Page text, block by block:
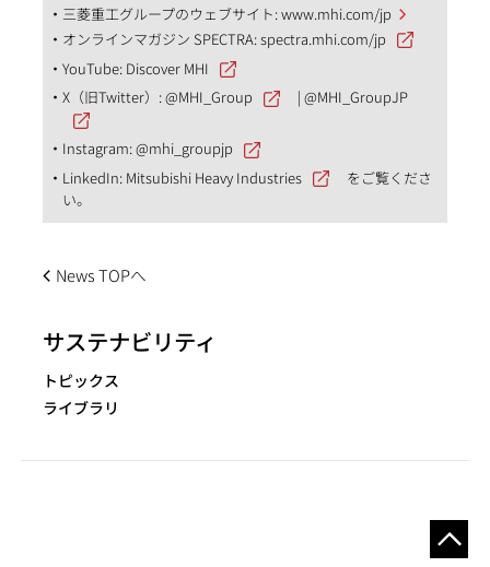
三菱重工グループのウェブサイト:www.mhi.com/jp
オンラインマガジン SPECTRA:spectra.mhi.com/jp
YouTube: Discover MHI
X（旧Twitter）:@MHI_Group |@MHI_GroupJP
Instagram:@mhi_groupjp
LinkedIn: Mitsubishi Heavy Industries
をご覧くださ
い。
News TOPへ
サステナビリティ
トピックス
ライブラリ